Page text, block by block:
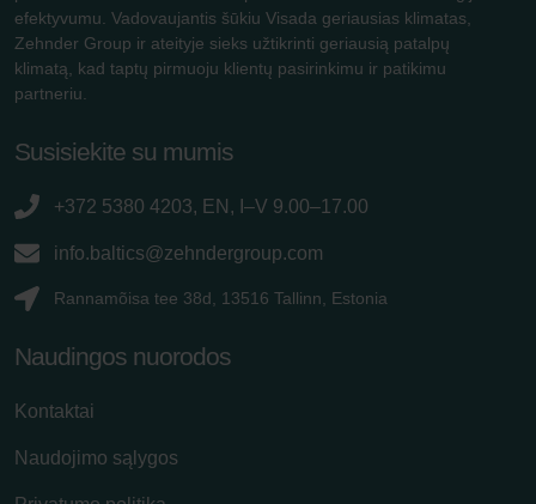
efektyvumu. Vadovaujantis šūkiu Visada geriausias klimatas,
Zehnder Group ir ateityje sieks užtikrinti geriausią patalpų
klimatą, kad taptų pirmuoju klientų pasirinkimu ir patikimu
partneriu.
Susisiekite su mumis
+372 5380 4203, EN, I–V 9.00–17.00
info.baltics@zehndergroup.com
Rannamõisa tee 38d, 13516 Tallinn, Estonia
Naudingos nuorodos
Kontaktai
Naudojimo sąlygos